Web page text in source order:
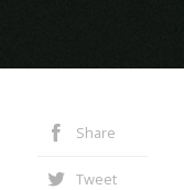
Share
Tweet